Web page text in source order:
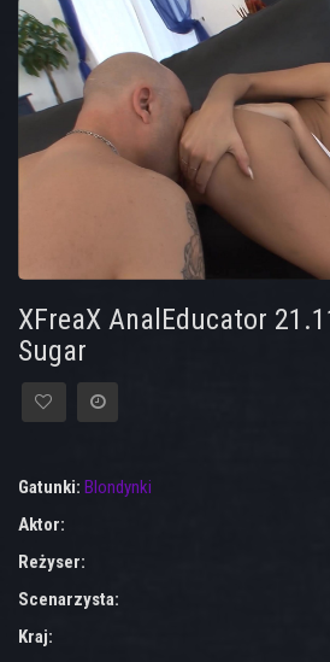
XFreaX AnalEducator
Sugar
Gatunki: Blondynki
Aktor:
Reżyser:
Scenarzysta:
Kraj: